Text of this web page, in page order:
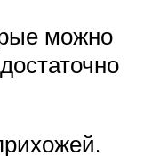
можно